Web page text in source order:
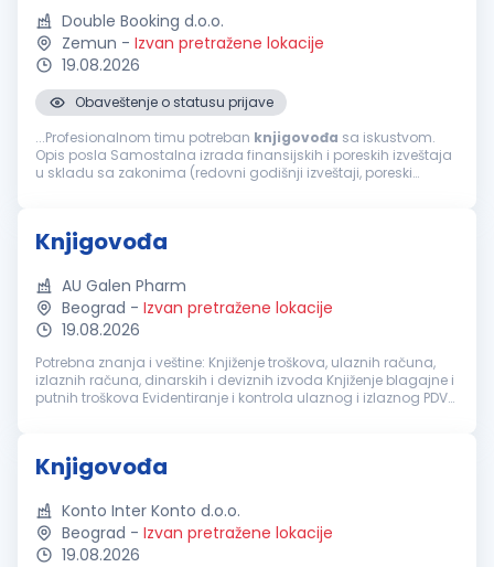
Double Booking d.o.o.
Zemun - Izvan pretražene lokacije
19.08.2026
Obaveštenje o statusu prijave
...Profesionalnom timu potreban knjigovođa sa iskustvom.
Opis posla Samostalna izrada finansijskih i poreskih izveštaja
u skladu sa zakonima (redovni godišnji izveštaji, poreski
Knjigovođa
AU Galen Pharm
Beograd - Izvan pretražene lokacije
19.08.2026
Potrebna znanja i veštine: Knjiženje troškova, ulaznih računa,
izlaznih računa, dinarskih i deviznih izvoda Knjiženje blagajne i
putnih troškova Evidentiranje i kontrola ulaznog i izlaznog PDV
Knjigovođa
Konto Inter Konto d.o.o.
Beograd - Izvan pretražene lokacije
19.08.2026